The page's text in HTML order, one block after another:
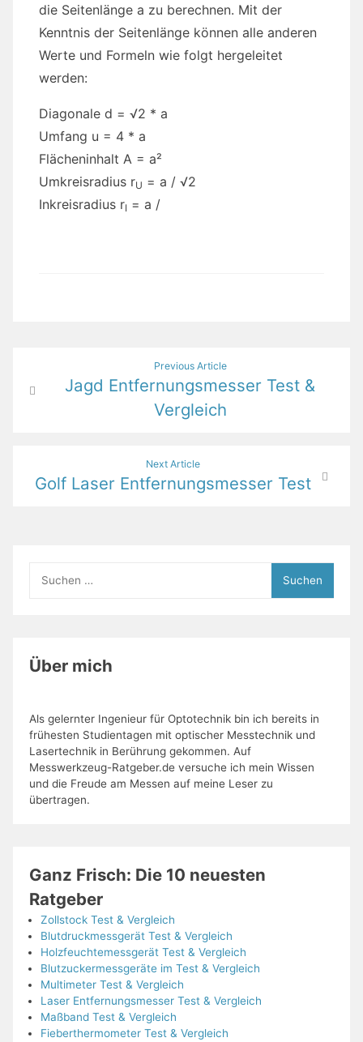
die Seitenlänge a zu berechnen. Mit der
Kenntnis der Seitenlänge können alle anderen
Werte und Formeln wie folgt hergeleitet
werden:
Diagonale d = √2 * a
Umfang u = 4 * a
Flächeninhalt A = a²
Umkreisradius rU = a / √2
Inkreisradius rI = a /
Beitragsnavigation
Previous Article
Jagd Entfernungsmesser Test &
Vergleich
Next Article
Golf Laser Entfernungsmesser Test
nach:
Über mich
Als gelernter Ingenieur für Optotechnik bin ich bereits in
frühesten Studientagen mit optischer Messtechnik und
Lasertechnik in Berührung gekommen. Auf
Messwerkzeug-Ratgeber.de versuche ich mein Wissen
und die Freude am Messen auf meine Leser zu
übertragen.
Ganz Frisch: Die 10 neuesten
Ratgeber
Zollstock Test & Vergleich
Blutdruckmessgerät Test & Vergleich
Holzfeuchtemessgerät Test & Vergleich
Blutzuckermessgeräte im Test & Vergleich
Multimeter Test & Vergleich
Laser Entfernungsmesser Test & Vergleich
Maßband Test & Vergleich
Fieberthermometer Test & Vergleich